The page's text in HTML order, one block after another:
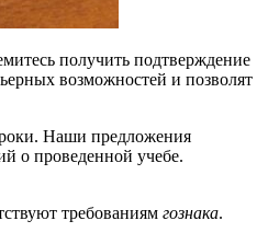
получить подтверждение
возможностей и позволят
Наши предложения
о проведенной учебе.
требованиям гознака.